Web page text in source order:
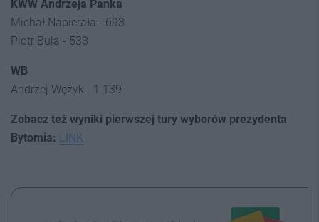
KWW Andrzeja Panka
Michał Napierała - 693
Piotr Bula - 533
WB
Andrzej Wężyk - 1 139
Zobacz też wyniki pierwszej tury wyborów prezydenta
Bytomia: LINK